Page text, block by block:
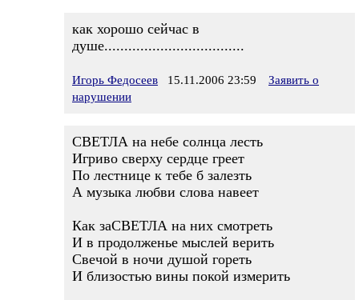
как хорошо сейчас в
душе...................................
Игорь Федосеев 15.11.2006 23:59
Заявить о
нарушении
СВЕТЛА на небе солнца лесть
Игриво сверху сердце греет
По лестнице к тебе б залезть
А музыка любви слова навеет
Как заСВЕТЛА на них смотреть
И в продолженье мыслей верить
Свечой в ночи душой гореть
И близостью вины покой измерить